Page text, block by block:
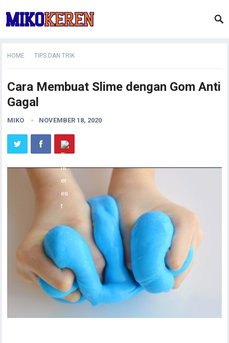
HOME TIPS DAN TRIK
Cara Membuat Slime dengan Gom Anti
Gagal
MIKO NOVEMBER 18, 2020